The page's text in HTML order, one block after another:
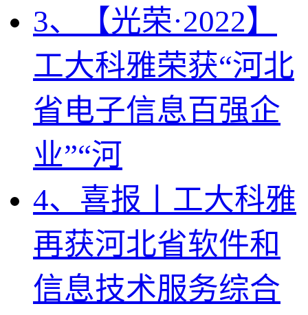
3、【光荣·2022】
工大科雅荣获“河北
省电子信息百强企
业”“河
4、喜报丨工大科雅
再获河北省软件和
信息技术服务综合